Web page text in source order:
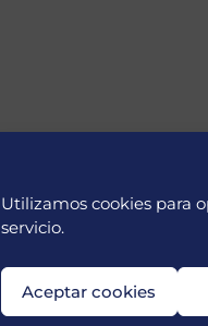
Utilizamos cookies para
servicio.
Aceptar cookies